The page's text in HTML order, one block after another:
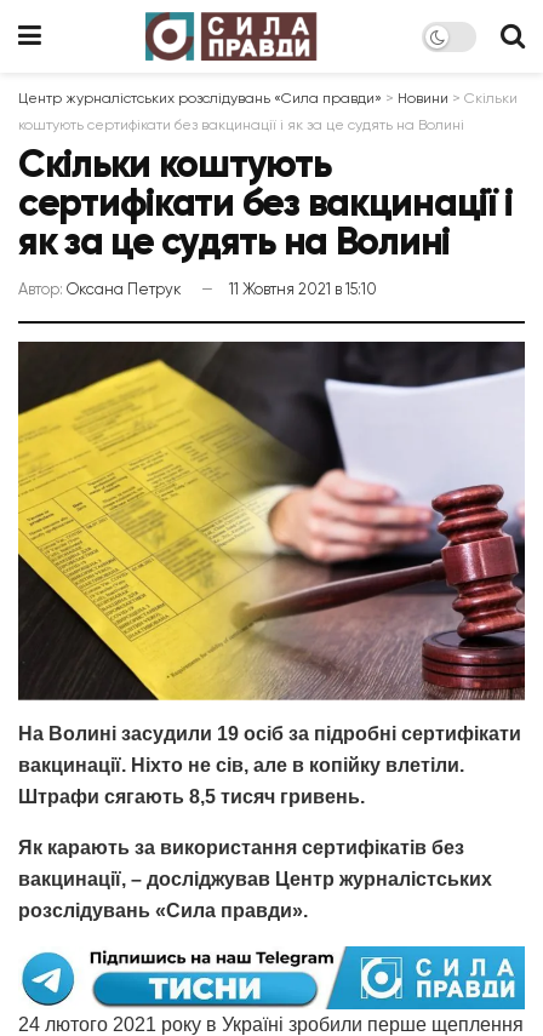
Центр журналістських розслідувань «Сила правди» > Новини > Скільки
коштують сертифікати без вакцинації і як за це судять на Волині
Скільки коштують
сертифікати без вакцинації і
як за це судять на Волині
Автор: Оксана Петрук 11 Жовтня 2021 в 15:10
На Волині засудили 19 осіб за підробні сертифікати
вакцинації. Ніхто не сів, але в копійку влетіли.
Штрафи сягають 8,5 тисяч гривень.
Як карають за використання сертифікатів без
вакцинації, – досліджував Центр журналістських
розслідувань «Сила правди».
24 лютого 2021 року в Україні зробили перше щеплення